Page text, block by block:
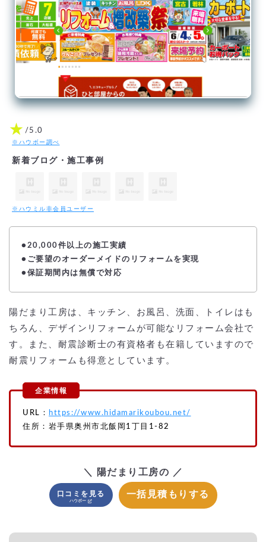
★ /5.0
※ハウボー調べ
新着ブログ・施工事例
※ハウミル非会員ユーザー
●20,000件以上の施工実績
●ご要望のオーダーメイドのリフォームを実現
●保証期間内は無償で対応
陽だまり工房は、キッチン、お風呂、洗面、トイレはも
ちろん、デザインリフォームが可能なリフォーム会社で
す。また、耐震診断士の有資格者も在籍していますので
耐震リフォームも得意としています。
URL：
https://www.hidamarikoubou.net/
住所：岩手県奥州市北飯岡1丁目1-82
＼ 陽だまり工房の ／
口コミを見る 一括見積もりする